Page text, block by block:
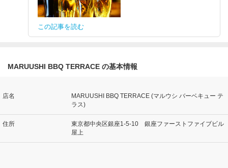
この記事を読む
MARUUSHI BBQ TERRACE の基本情報
店名
MARUUSHI BBQ TERRACE (マルウシ バーベキュー テ
ラス)
住所
東京都中央区銀座1-5-10 銀座ファーストファイブビル
屋上